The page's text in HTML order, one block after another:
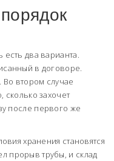
два варианта.
в договоре.
втором случае
сколько захочет
после первого же
хранения становятся
прорыв трубы, и склад